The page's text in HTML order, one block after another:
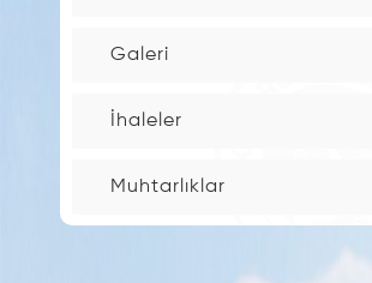
Elektronik
Galeri
İhaleler
Muhtarlıklar